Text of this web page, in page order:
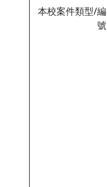
本校案件類型/編
號